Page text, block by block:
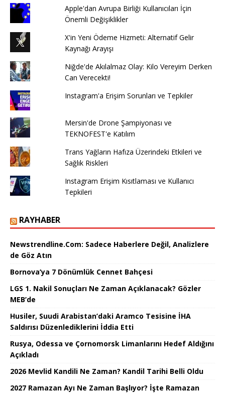
Apple'dan Avrupa Birliği Kullanıcıları İçin
Önemli Değişiklikler
X'in Yeni Ödeme Hizmeti: Alternatif Gelir
Kaynağı Arayışı
Niğde'de Akılalmaz Olay: Kilo Vereyim Derken
Can Verecekti!
Instagram'a Erişim Sorunları ve Tepkiler
Mersin'de Drone Şampiyonası ve
TEKNOFEST'e Katılım
Trans Yağların Hafıza Üzerindeki Etkileri ve
Sağlık Riskleri
Instagram Erişim Kısıtlaması ve Kullanıcı
Tepkileri
RAYHABER
Newstrendline.Com: Sadece Haberlere Değil, Analizlere
de Göz Atın
Bornova’ya 7 Dönümlük Cennet Bahçesi
LGS 1. Nakil Sonuçları Ne Zaman Açıklanacak? Gözler
MEB’de
Husiler, Suudi Arabistan’daki Aramco Tesisine İHA
Saldırısı Düzenlediklerini İddia Etti
Rusya, Odessa ve Çornomorsk Limanlarını Hedef Aldığını
Açıkladı
2026 Mevlid Kandili Ne Zaman? Kandil Tarihi Belli Oldu
2027 Ramazan Ayı Ne Zaman Başlıyor? İşte Ramazan